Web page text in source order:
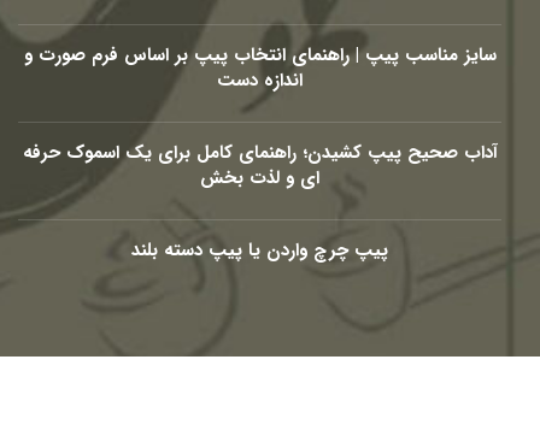
سایز مناسب پیپ | راهنمای انتخاب پیپ بر اساس فرم صورت و
اندازه دست
آداب صحیح پیپ کشیدن؛ راهنمای کامل برای یک اسموک حرفه
ای و لذت بخش
پیپ چرچ واردن یا پیپ دسته بلند